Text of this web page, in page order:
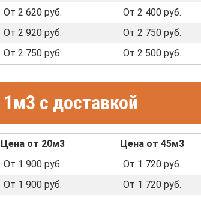
От 2 620 руб.
От 2 400 руб.
От 2 920 руб.
От 2 750 руб.
От 2 750 руб. От 2 500 руб.
с доставкой
Цена от 20м3
Цена от 45м3
От 1 900 руб.
От 1 720 руб.
От 1 900 руб.
От 1 720 руб.